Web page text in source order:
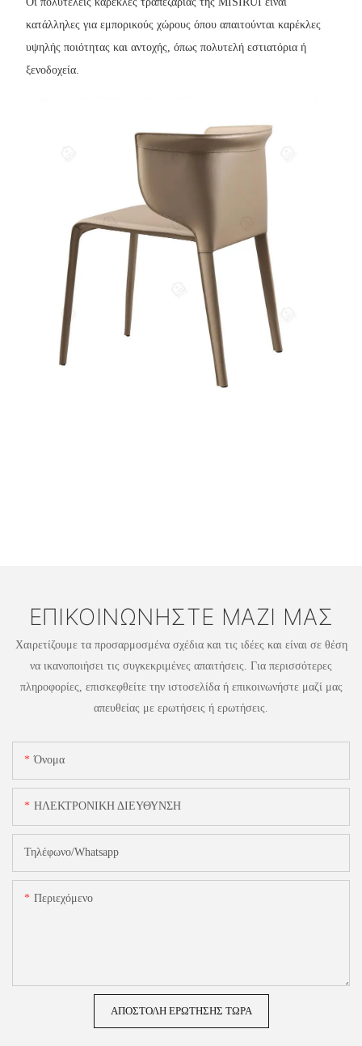
κατάλληλες για εμπορικούς χώρους όπου απαιτούνται καρέκλες
υψηλής ποιότητας και αντοχής, όπως πολυτελή εστιατόρια ή
ξενοδοχεία.
ΕΠΙΚΟΙΝΩΝΉΣΤΕ ΜΑΖΊ ΜΑΣ
Χαιρετίζουμε τα προσαρμοσμένα σχέδια και τις ιδέες και είναι σε θέση
να ικανοποιήσει τις συγκεκριμένες απαιτήσεις. Για περισσότερες
πληροφορίες, επισκεφθείτε την ιστοσελίδα ή επικοινωνήστε μαζί μας
απευθείας με ερωτήσεις ή ερωτήσεις.
Όνομα
ΗΛΕΚΤΡΟΝΙΚΗ ΔΙΕΥΘΥΝΣΗ
Τηλέφωνο/Whatsapp
Περιεχόμενο
ΑΠΟΣΤΟΛΉ ΕΡΏΤΗΣΗΣ ΤΏΡΑ